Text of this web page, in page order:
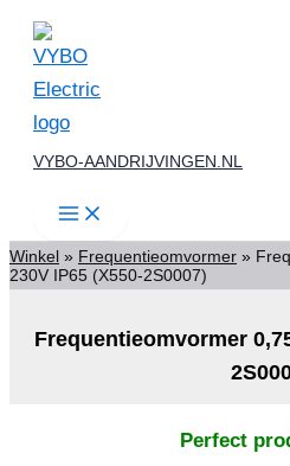
Ga
naar
inhoud
VYBO-AANDRIJVINGEN.NL
Winkel » Frequentieomvormer »
230V IP65 (X550-2S0007)
Frequentieomvormer
Perfect
(X550-
2S0007)